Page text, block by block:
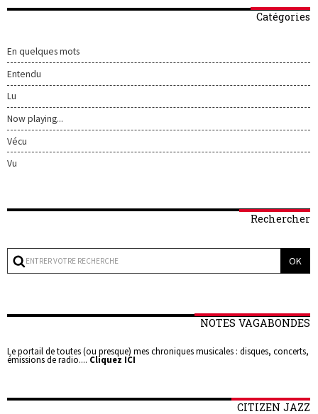
Catégories
En quelques mots
Entendu
Lu
Now playing...
Vécu
Vu
Rechercher
NOTES VAGABONDES
Le portail de toutes (ou presque) mes chroniques musicales : disques, concerts,
émissions de radio.... Cliquez ICI
CITIZEN JAZZ